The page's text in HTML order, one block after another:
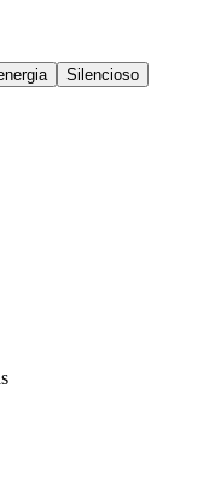
Silencioso